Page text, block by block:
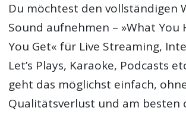
Du möchtest den vollständigen
Sound aufnehmen – »What You
You Get« für Live Streaming,
Let’s Plays, Karaoke, Podcasts
geht das möglichst einfach,
Qualitätsverlust und am besten